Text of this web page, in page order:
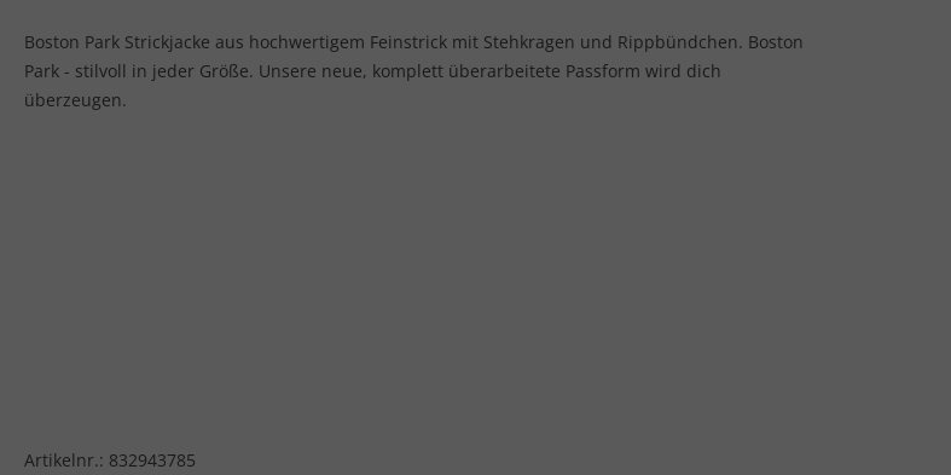
Boston Park Strickjacke aus hochwertigem Feinstrick mit Stehkragen und Rippbündchen. Boston
Park - stilvoll in jeder Größe. Unsere neue, komplett überarbeitete Passform wird dich
überzeugen.
Artikelnr.: 832943785